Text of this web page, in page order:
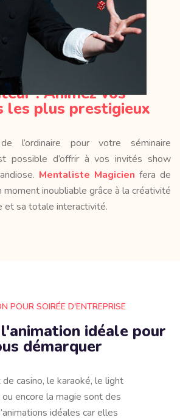
: Animez vos
les plus prestigieux
l’ordinaire pour votre séminaire
possible d’offrir à vos invités show
Mentaliste Magicien fera de
inoubliable grâce à la créativité
et sa totale interactivité.
POUR SOIRÉE D'ENTREPRISE
idéale pour
démarquer
casino, le karaoké, le light
encore la magie sont des
idéales car elles